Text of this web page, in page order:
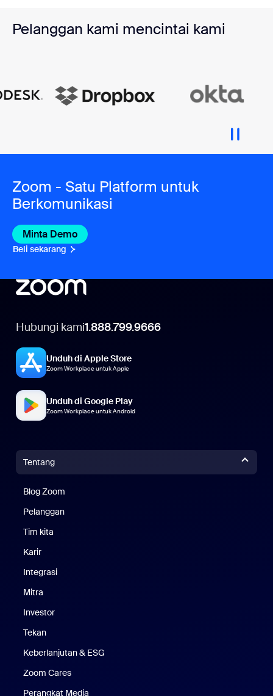
Pelanggan kami mencintai kami
Zoom - Satu Platform untuk
Berkomunikasi
Minta Demo
Beli sekarang
Hubungi kami1.888.799.9666
Unduh di Apple Store
Zoom Workplace untuk Apple
Unduh di Google Play
Zoom Workplace untuk Android
Tentang
Blog Zoom
Pelanggan
Tim kita
Karir
Integrasi
Mitra
Investor
Tekan
Keberlanjutan & ESG
Zoom Cares
Perangkat Media